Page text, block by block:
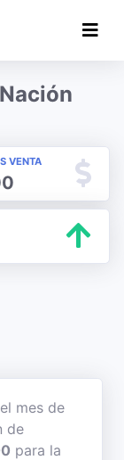
VENTA
mes de
de
para la